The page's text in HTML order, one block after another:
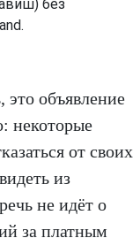
без
это объявление
некоторые
от своих
из
не идёт о
за платным